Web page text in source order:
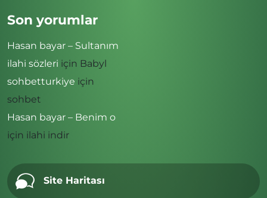
Son yorumlar
Hasan bayar – Sultanım
ilahi sözleri için Babyl
sohbetturkiye için
sohbet
Hasan bayar – Benim o
için ilahi indir
Site Haritası